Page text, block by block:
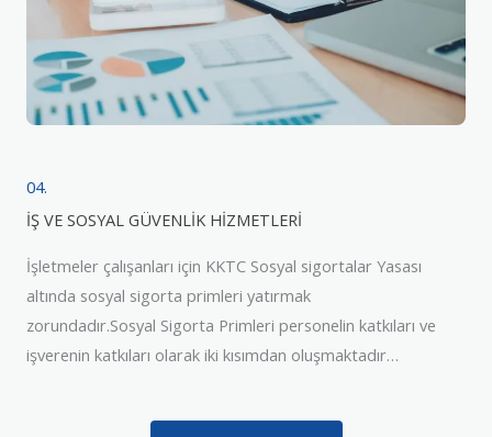
04.
İŞ VE SOSYAL GÜVENLİK HİZMETLERİ
İşletmeler çalışanları için KKTC Sosyal sigortalar Yasası
altında sosyal sigorta primleri yatırmak
zorundadır.Sosyal Sigorta Primleri personelin katkıları ve
işverenin katkıları olarak iki kısımdan oluşmaktadır…